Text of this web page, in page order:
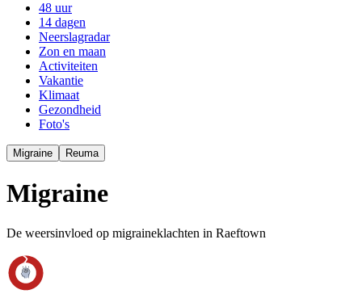
48 uur
14 dagen
Neerslagradar
Zon en maan
Activiteiten
Vakantie
Klimaat
Gezondheid
Foto's
Migraine Reuma
Migraine
De weersinvloed op migraineklachten in Raeftown